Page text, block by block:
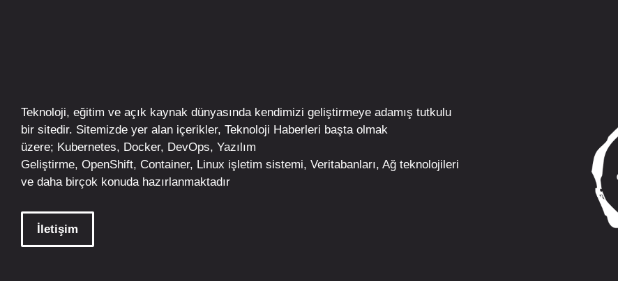
Teknoloji, eğitim ve açık kaynak dünyasında kendimizi geliştirmeye adamış tutkulu
bir sitedir. Sitemizde yer alan içerikler, Teknoloji Haberleri başta olmak
üzere; Kubernetes, Docker, DevOps, Yazılım
Geliştirme, OpenShift, Container, Linux işletim sistemi, Veritabanları, Ağ teknolojileri
ve daha birçok konuda hazırlanmaktadır
İletişim